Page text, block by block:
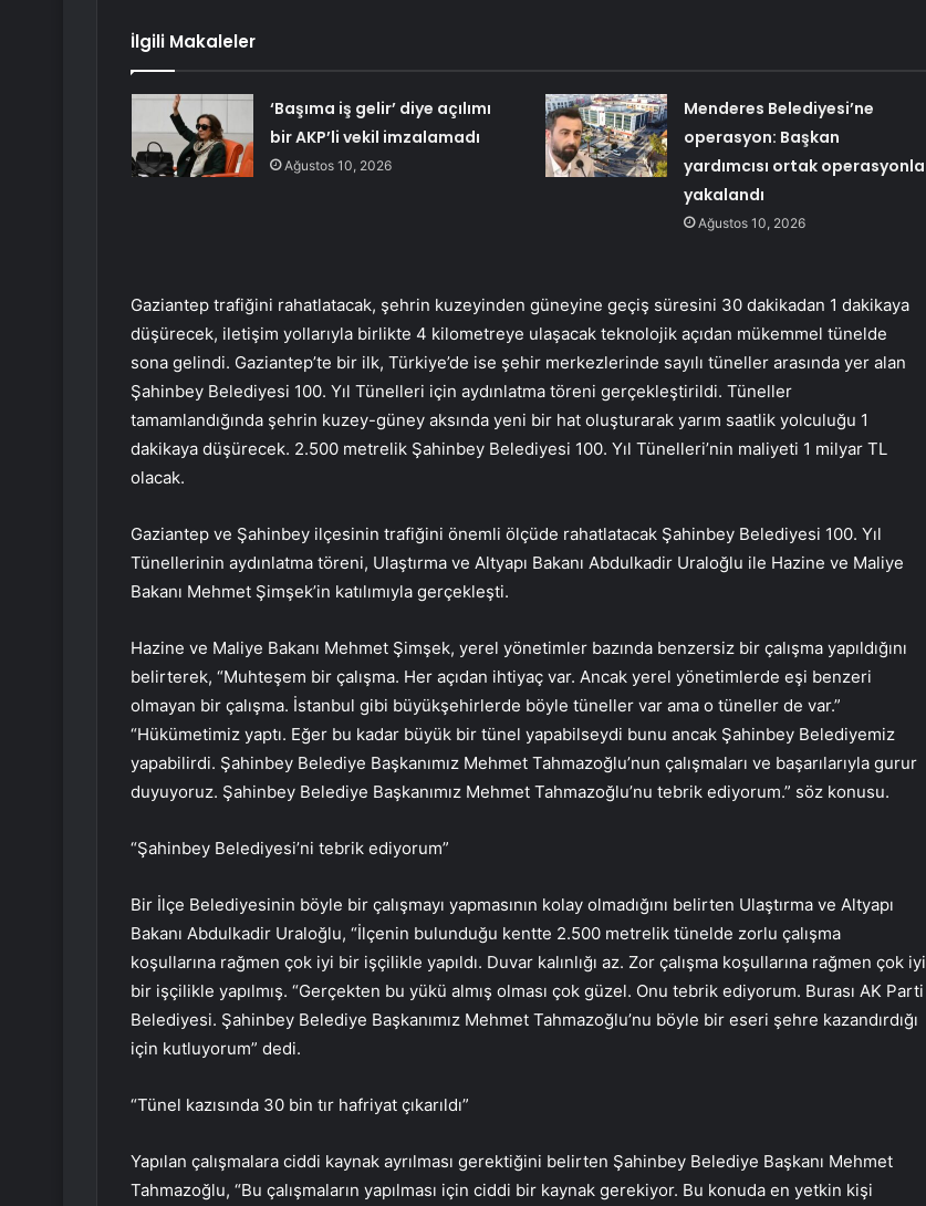
İlgili Makaleler
‘Başıma iş gelir’ diye açılımı
bir AKP’li vekil imzalamadı
Ağustos 10, 2026
Menderes Belediyesi’ne
operasyon: Başkan
yardımcısı ortak operasyonla
yakalandı
Ağustos 10, 2026
Gaziantep trafiğini rahatlatacak, şehrin kuzeyinden güneyine geçiş süresini 30 dakikadan 1 dakikaya
düşürecek, iletişim yollarıyla birlikte 4 kilometreye ulaşacak teknolojik açıdan mükemmel tünelde
sona gelindi. Gaziantep’te bir ilk, Türkiye’de ise şehir merkezlerinde sayılı tüneller arasında yer alan
Şahinbey Belediyesi 100. Yıl Tünelleri için aydınlatma töreni gerçekleştirildi. Tüneller
tamamlandığında şehrin kuzey-güney aksında yeni bir hat oluşturarak yarım saatlik yolculuğu 1
dakikaya düşürecek. 2.500 metrelik Şahinbey Belediyesi 100. Yıl Tünelleri’nin maliyeti 1 milyar TL
olacak.
Gaziantep ve Şahinbey ilçesinin trafiğini önemli ölçüde rahatlatacak Şahinbey Belediyesi 100. Yıl
Tünellerinin aydınlatma töreni, Ulaştırma ve Altyapı Bakanı Abdulkadir Uraloğlu ile Hazine ve Maliye
Bakanı Mehmet Şimşek’in katılımıyla gerçekleşti.
Hazine ve Maliye Bakanı Mehmet Şimşek, yerel yönetimler bazında benzersiz bir çalışma yapıldığını
belirterek, “Muhteşem bir çalışma. Her açıdan ihtiyaç var. Ancak yerel yönetimlerde eşi benzeri
olmayan bir çalışma. İstanbul gibi büyükşehirlerde böyle tüneller var ama o tüneller de var.”
“Hükümetimiz yaptı. Eğer bu kadar büyük bir tünel yapabilseydi bunu ancak Şahinbey Belediyemiz
yapabilirdi. Şahinbey Belediye Başkanımız Mehmet Tahmazoğlu’nun çalışmaları ve başarılarıyla gurur
duyuyoruz. Şahinbey Belediye Başkanımız Mehmet Tahmazoğlu’nu tebrik ediyorum.” söz konusu.
“Şahinbey Belediyesi’ni tebrik ediyorum”
Bir İlçe Belediyesinin böyle bir çalışmayı yapmasının kolay olmadığını belirten Ulaştırma ve Altyapı
Bakanı Abdulkadir Uraloğlu, “İlçenin bulunduğu kentte 2.500 metrelik tünelde zorlu çalışma
koşullarına rağmen çok iyi bir işçilikle yapıldı. Duvar kalınlığı az. Zor çalışma koşullarına rağmen çok iyi
bir işçilikle yapılmış. “Gerçekten bu yükü almış olması çok güzel. Onu tebrik ediyorum. Burası AK Parti
Belediyesi. Şahinbey Belediye Başkanımız Mehmet Tahmazoğlu’nu böyle bir eseri şehre kazandırdığı
için kutluyorum” dedi.
“Tünel kazısında 30 bin tır hafriyat çıkarıldı”
Yapılan çalışmalara ciddi kaynak ayrılması gerektiğini belirten Şahinbey Belediye Başkanı Mehmet
Tahmazoğlu, “Bu çalışmaların yapılması için ciddi bir kaynak gerekiyor. Bu konuda en yetkin kişi